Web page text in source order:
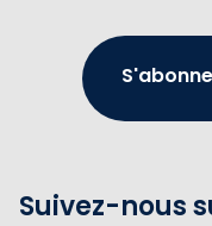
Suivez-nous